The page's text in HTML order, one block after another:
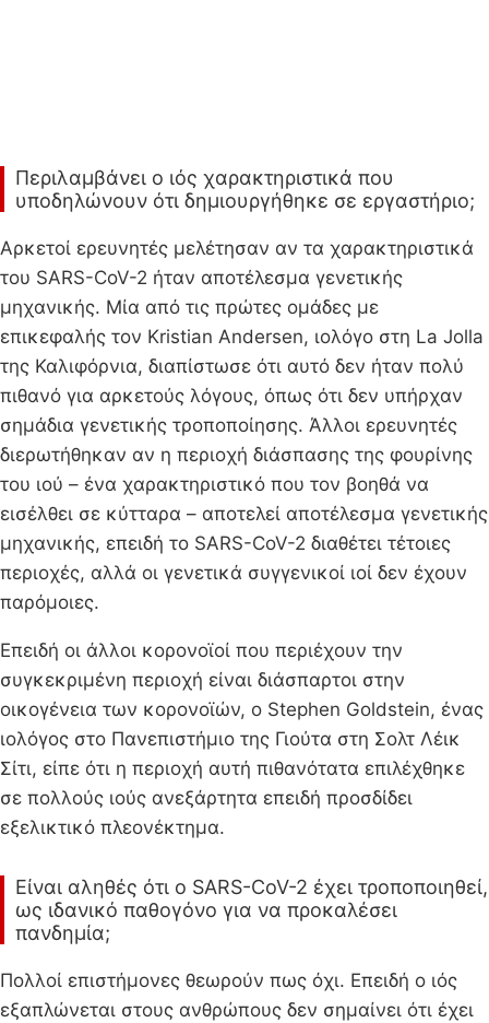
Περιλαμβάνει ο ιός χαρακτηριστικά που
υποδηλώνουν ότι δημιουργήθηκε σε εργαστήριο;
Αρκετοί ερευνητές μελέτησαν αν τα χαρακτηριστικά
του SARS-CoV-2 ήταν αποτέλεσμα γενετικής
μηχανικής. Μία από τις πρώτες ομάδες με
επικεφαλής τον Kristian Andersen, ιολόγο στη La Jolla
της Καλιφόρνια, διαπίστωσε ότι αυτό δεν ήταν πολύ
πιθανό για αρκετούς λόγους, όπως ότι δεν υπήρχαν
σημάδια γενετικής τροποποίησης. Άλλοι ερευνητές
διερωτήθηκαν αν η περιοχή διάσπασης της φουρίνης
του ιού – ένα χαρακτηριστικό που τον βοηθά να
εισέλθει σε κύτταρα – αποτελεί αποτέλεσμα γενετικής
μηχανικής, επειδή το SARS-CoV-2 διαθέτει τέτοιες
περιοχές, αλλά οι γενετικά συγγενικοί ιοί δεν έχουν
παρόμοιες.
Επειδή οι άλλοι κορονοϊοί που περιέχουν την
συγκεκριμένη περιοχή είναι διάσπαρτοι στην
οικογένεια των κορονοϊών, ο Stephen Goldstein, ένας
ιολόγος στο Πανεπιστήμιο της Γιούτα στη Σολτ Λέικ
Σίτι, είπε ότι η περιοχή αυτή πιθανότατα επιλέχθηκε
σε πολλούς ιούς ανεξάρτητα επειδή προσδίδει
εξελικτικό πλεονέκτημα.
Είναι αληθές ότι ο SARS-CoV-2 έχει τροποποιηθεί,
ως ιδανικό παθογόνο για να προκαλέσει
πανδημία;
Πολλοί επιστήμονες θεωρούν πως όχι. Επειδή ο ιός
εξαπλώνεται στους ανθρώπους δεν σημαίνει ότι έχει